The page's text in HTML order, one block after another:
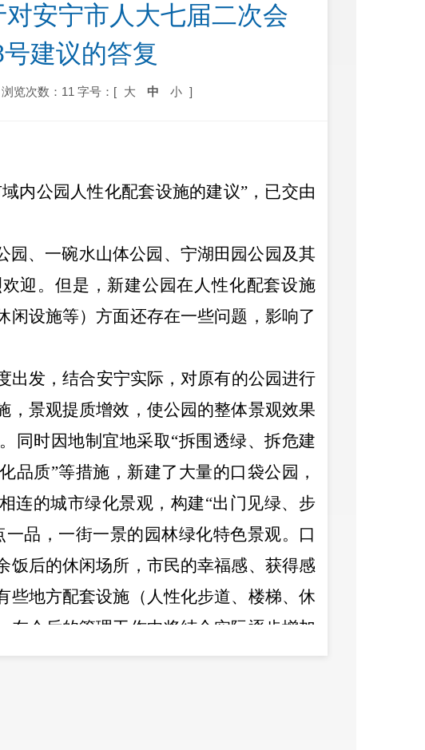
安宁市人大七届二次会
建议的答复
浏览次数：11 字号：[ 大 中 小 ]
内公园人性化配套设施的建议”，已交由
园、一碗水山体公园、宁湖田园公园及其
迎。但是，新建公园在人性化配套设施
闲设施等）方面还存在一些问题，影响了
出发，结合安宁实际，对原有的公园进行
，景观提质增效，使公园的整体景观效果
同时因地制宜地采取“拆围透绿、拆危建
品质”等措施，新建了大量的口袋公园，
连的城市绿化景观，构建“出门见绿、步
品，一街一景的园林绿化特色景观。口
饭后的休闲场所，市民的幸福感、获得感
些地方配套设施（人性化步道、楼梯、休
在今后的管理工作中将结合实际逐步增加
行便道增加扶手，今年可以完成），及时